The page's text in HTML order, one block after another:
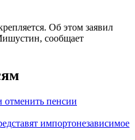
Об этом заявил
сообщает
пенсии
импортонезависимое